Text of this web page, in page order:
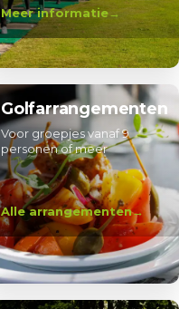
Meer informatie
Golfarrangementen
Voor groepjes vanaf 9
personen of meer
Alle arrangementen